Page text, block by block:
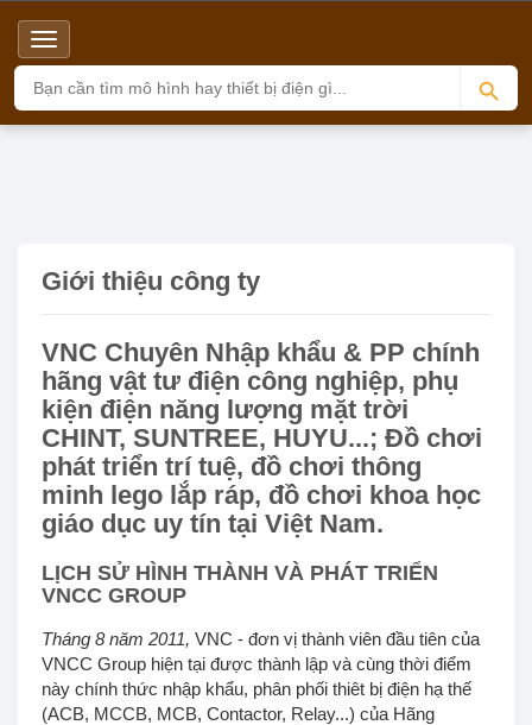
Menu
Top
Home Giới thiệu công ty
Giới thiệu công ty
VNC Chuyên Nhập khẩu & PP chính
hãng vật tư điện công nghiệp, phụ
kiện điện năng lượng mặt trời
CHINT, SUNTREE, HUYU...; Đồ chơi
phát triển trí tuệ, đồ chơi thông
minh lego lắp ráp, đồ chơi khoa học
giáo dục uy tín tại Việt Nam.
LỊCH SỬ HÌNH THÀNH VÀ PHÁT TRIỂN
VNCC GROUP
Tháng 8 năm 2011, VNC - đơn vị thành viên đầu tiên của
VNCC Group hiện tại được thành lập và cùng thời điểm
này chính thức nhập khẩu, phân phối thiêt bị điện hạ thế
(ACB, MCCB, MCB, Contactor, Relay...) của Hãng